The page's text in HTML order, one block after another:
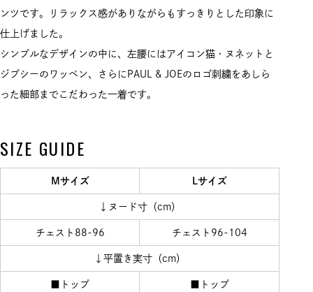
ンツです。リラックス感がありながらもすっきりとした印象に
仕上げました。
シンプルなデザインの中に、左腰にはアイコン猫・ヌネットと
ジプシーのワッペン、さらにPAUL & JOEのロゴ刺繍をあしら
った細部までこだわった一着です。
SIZE GUIDE
Mサイズ Lサイズ
↓ヌード寸（cm）
チェスト88-96 チェスト96-104
↓平置き実寸（cm）
■トップ
■トップ